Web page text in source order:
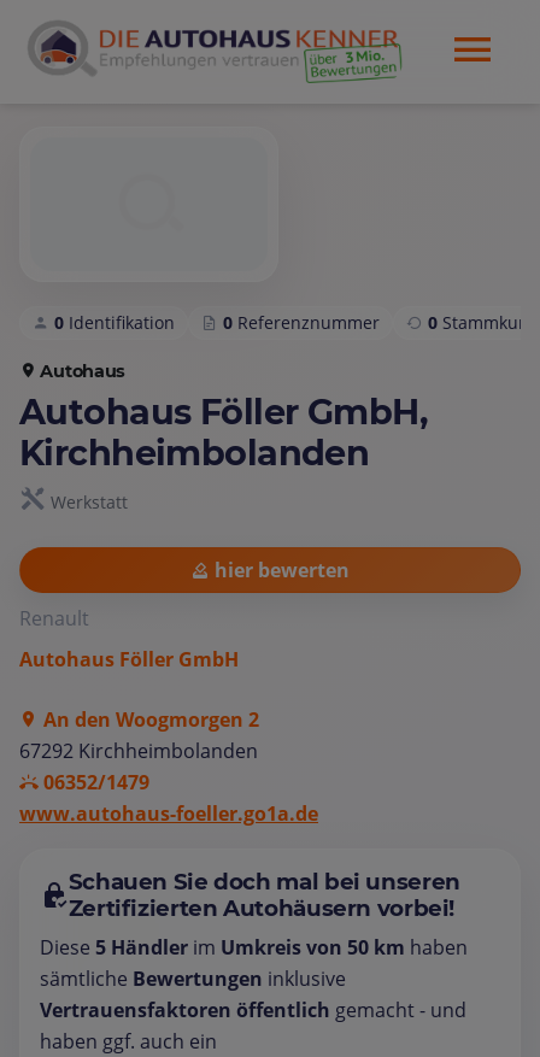
0 Identifikation 0 Referenznummer 0
Autohaus
Autohaus Föller GmbH,
Kirchheimbolanden
Werkstatt
hier bewerten
Renault
Autohaus Föller GmbH
An den Woogmorgen 2
67292 Kirchheimbolanden
06352/1479
www.autohaus-foeller.go1a.de
Schauen Sie doch mal bei unseren
Zertifizierten Autohäusern vorbei!
Diese 5 Händler im Umkreis von 50 km haben
sämtliche Bewertungen inklusive
Vertrauensfaktoren öffentlich gemacht - und
haben ggf. auch ein